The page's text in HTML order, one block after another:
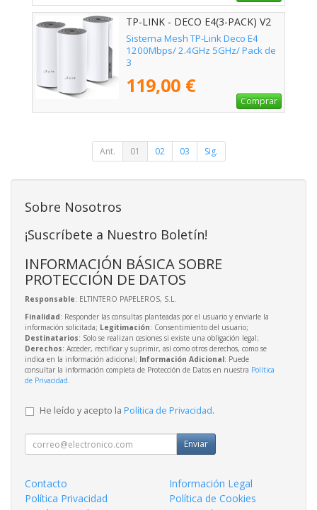
TP-LINK - DECO E4(3-PACK) V2
Sistema Mesh TP-Link Deco E4
1200Mbps/ 2.4GHz 5GHz/ Pack de
3
119,00 €
Comprar
Ant. 01 02 03 Sig.
Sobre Nosotros
¡Suscríbete a Nuestro Boletín!
INFORMACIÓN BÁSICA SOBRE
PROTECCIÓN DE DATOS
Responsable: ELTINTERO PAPELEROS, S.L.
Finalidad: Responder las consultas planteadas por el usuario y enviarle la
información solicitada; Legitimación: Consentimiento del usuario;
Destinatarios: Solo se realizan cesiones si existe una obligación legal;
Derechos: Acceder, rectificar y suprimir, así como otros derechos, como se
indica en la información adicional; Información Adicional: Puede
consultar la información completa de Protección de Datos en nuestra Política
de Privacidad.
He leído y acepto la Política de Privacidad.
Enviar
Contacto
Información Legal
Política Privacidad
Política de Cookies